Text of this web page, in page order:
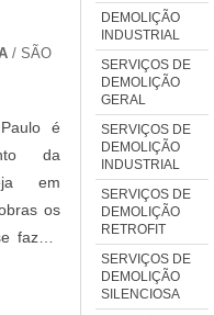
DE
sua
as
/ SÃO
é
da
em
os
fazem
uma
DEMOLIÇÃO
INDUSTRIAL
SERVIÇOS DE
DEMOLIÇÃO
GERAL
SERVIÇOS DE
DEMOLIÇÃO
INDUSTRIAL
SERVIÇOS DE
DEMOLIÇÃO
RETROFIT
SERVIÇOS DE
DEMOLIÇÃO
SILENCIOSA